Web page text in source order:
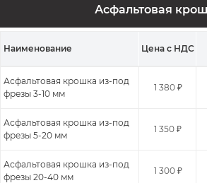
Асфальтовая
Наименование Цена с НДС
Асфальтовая крошка из-под
фрезы 3-10 мм
1 380 ₽
Асфальтовая крошка из-под
фрезы 5-20 мм
1 350 ₽
Асфальтовая крошка из-под
фрезы 20-40 мм
1 300 ₽